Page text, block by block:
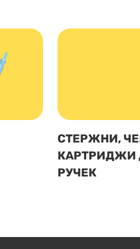
СТЕРЖНИ,
КАРТРИДЖИ
РУЧЕК